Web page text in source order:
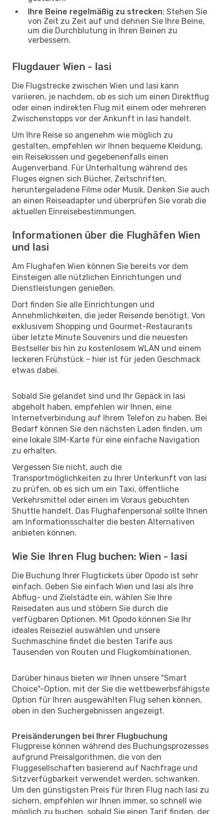
Ihre Beine regelmäßig zu strecken: Stehen Sie
von Zeit zu Zeit auf und dehnen Sie Ihre Beine,
um die Durchblutung in Ihren Beinen zu
verbessern.
Flugdauer Wien - Iasi
Die Flugstrecke zwischen Wien und Iasi kann
variieren, je nachdem, ob es sich um einen Direktflug
oder einen indirekten Flug mit einem oder mehreren
Zwischenstopps vor der Ankunft in Iasi handelt.
Um Ihre Reise so angenehm wie möglich zu
gestalten, empfehlen wir Ihnen bequeme Kleidung,
ein Reisekissen und gegebenenfalls einen
Augenverband. Für Unterhaltung während des
Fluges eignen sich Bücher, Zeitschriften,
heruntergeladene Filme oder Musik. Denken Sie auch
an einen Reiseadapter und überprüfen Sie vorab die
aktuellen Einreisebestimmungen.
Informationen über die Flughäfen Wien
und Iasi
Am Flughafen Wien können Sie bereits vor dem
Einsteigen alle nützlichen Einrichtungen und
Dienstleistungen genießen.
Dort finden Sie alle Einrichtungen und
Annehmlichkeiten, die jeder Reisende benötigt. Von
exklusivem Shopping und Gourmet-Restaurants
über letzte Minute Souvenirs und die neuesten
Bestseller bis hin zu kostenlosem WLAN und einem
leckeren Frühstück – hier ist für jeden Geschmack
etwas dabei.
Sobald Sie gelandet sind und Ihr Gepäck in Iasi
abgeholt haben, empfehlen wir Ihnen, eine
Internetverbindung auf Ihrem Telefon zu haben. Bei
Bedarf können Sie den nächsten Laden finden, um
eine lokale SIM-Karte für eine einfache Navigation
zu erhalten.
Vergessen Sie nicht, auch die
Transportmöglichkeiten zu Ihrer Unterkunft von Iasi
zu prüfen, ob es sich um ein Taxi, öffentliche
Verkehrsmittel oder einen im Voraus gebuchten
Shuttle handelt. Das Flughafenpersonal sollte Ihnen
am Informationsschalter die besten Alternativen
anbieten können.
Wie Sie Ihren Flug buchen: Wien - Iasi
Die Buchung Ihrer Flugtickets über Opodo ist sehr
einfach. Geben Sie einfach Wien und Iasi als Ihre
Abflug- und Zielstädte ein, wählen Sie Ihre
Reisedaten aus und stöbern Sie durch die
verfügbaren Optionen. Mit Opodo können Sie Ihr
ideales Reiseziel auswählen und unsere
Suchmaschine findet die besten Tarife aus
Tausenden von Routen und Flugkombinationen.
Darüber hinaus bieten wir Ihnen unsere "Smart
Choice"-Option, mit der Sie die wettbewerbsfähigste
Option für Ihren ausgewählten Flug sehen können,
oben in den Suchergebnissen angezeigt.
Preisänderungen bei Ihrer Flugbuchung
Flugpreise können während des Buchungsprozesses
aufgrund Preisalgorithmen, die von den
Fluggesellschaften basierend auf Nachfrage und
Sitzverfügbarkeit verwendet werden, schwanken.
Um den günstigsten Preis für Ihren Flug nach Iasi zu
sichern, empfehlen wir Ihnen immer, so schnell wie
möglich zu buchen, sobald Sie einen Tarif finden, der